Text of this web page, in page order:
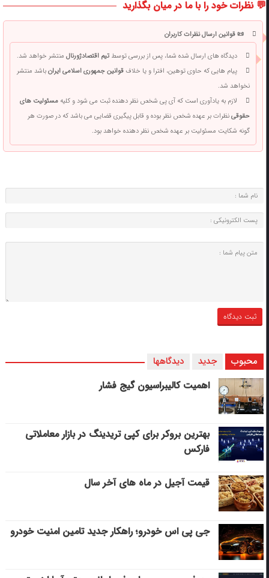
💬 نظرات خود را با ما در میان بگذارید
📜 قوانین ارسال نظرات کاربران
دیدگاه های ارسال شده شما، پس از بررسی توسطتیم اقتصادژورنالمنتشر خواهد شد.
پیام هایی که حاوی توهین، افترا و یا خلافقوانین جمهوری اسلامی ایرانباشد منتشر
نخواهد شد.
لازم به یادآوری است که آی پی شخص نظر دهنده ثبت می شود و کلیهمسئولیت های
حقوقینظرات بر عهده شخص نظر بوده و قابل پیگیری قضایی می باشد که در صورت هر
گونه شکایت مسئولیت بر عهده شخص نظر دهنده خواهد بود.
محبوب جدید دیدگاهها
اهمیت کالیبراسیون گیج فشار
بهترین بروکر برای کپی‌ تریدینگ در بازار معاملاتی
فارکس
قیمت آجیل در ماه های آخر سال
جی پی اس خودرو؛ راهکار جدید تامین امنیت خودرو